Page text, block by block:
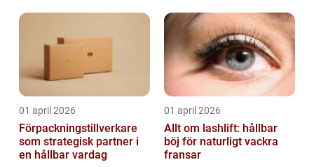
01 april 2026
Förpackningstillverkare
som strategisk partner i
en hållbar vardag
01 april 2026
Allt om lashlift: hållbar
böj för naturligt vackra
fransar